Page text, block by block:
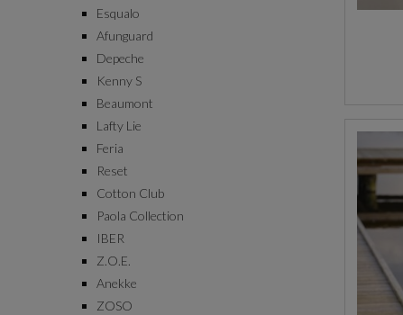
Esqualo
Afunguard
Depeche
Kenny S
Beaumont
Lafty Lie
Feria
Reset
Cotton Club
Paola Collection
IBER
Z.O.E.
Anekke
ZOSO